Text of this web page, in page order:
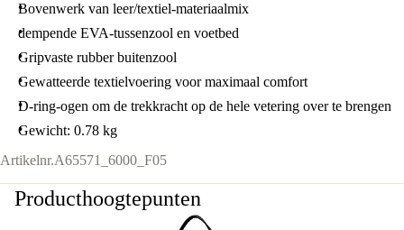
Bovenwerk van leer/textiel-materiaalmix
dempende EVA-tussenzool en voetbed
Gripvaste rubber buitenzool
Gewatteerde textielvoering voor maximaal comfort
D-ring-ogen om de trekkracht op de hele vetering over te brengen
Gewicht: 0.78 kg
Artikelnr.A65571_6000_F05
Producthoogtepunten